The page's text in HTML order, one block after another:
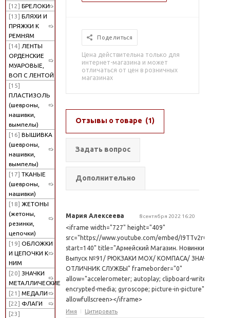
[12] БРЕЛОКИ
[13] БЛЯХИ И
ПРЯЖКИ К
РЕМНЯМ
[14] ЛЕНТЫ
ОРДЕНСКИЕ
МУАРОВЫЕ,
ВОП С ЛЕНТОЙ
[15]
ПЛАСТИЗОЛЬ
(шевроны,
нашивки,
вымпелы)
[16] ВЫШИВКА
(шевроны,
нашивки,
вымпелы)
[17] ТКАНЫЕ
(шевроны,
нашивки)
[18] ЖЕТОНЫ
(жетоны,
резинки,
цепочки)
[19] ОБЛОЖКИ
И ЦЕПОЧКИ К
НИМ
[20] ЗНАЧКИ
МЕТАЛЛИЧЕСКИЕ
[21] МЕДАЛИ
[22] ФЛАГИ
[23]
Поделиться
Цена действительна только для
интернет-магазина и может
отличаться от цен в розничных
магазинах
Отзывы о товаре (1)
Задать вопрос
Дополнительно
Мария Алексеева 8 сентября 2022 16:20
<iframe width="727" height="409"
src="https://www.youtube.com/embed/I9TTv2rG9qM?
start=140" title="Армейский Магазин. Новинки.
Выпуск №91/ РЮКЗАКИ МОХ/ КОМПАСА/ ЗНАЧКИ
ОТЛИЧНИК СЛУЖБЫ" frameborder="0"
allow="accelerometer; autoplay; clipboard-write;
encrypted-media; gyroscope; picture-in-picture"
allowfullscreen></iframe>
Имя Цитировать